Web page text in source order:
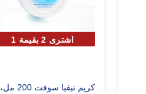
اشترى 2 بقيمة 1
كريم نيفيا سوفت 200 مل،